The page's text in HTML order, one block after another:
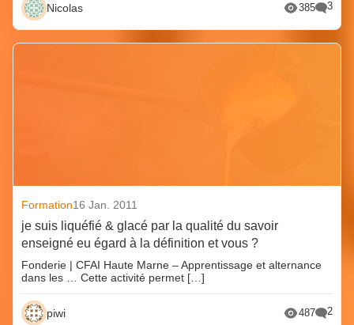
Nicolas 385 3
Formation16 Jan. 2011
je suis liquéfié & glacé par la qualité du savoir
enseigné eu égard à la définition et vous ?
Fonderie | CFAI Haute Marne – Apprentissage et alternance
dans les … Cette activité permet […]
piwi 487 2